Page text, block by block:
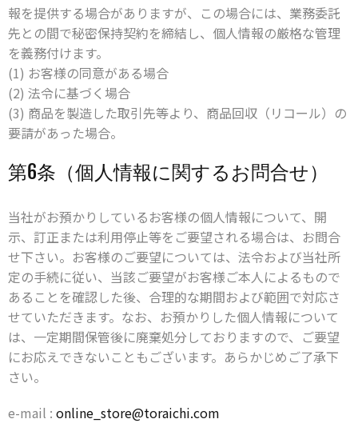
報を提供する場合がありますが、この場合には、業務委託
先との間で秘密保持契約を締結し、個人情報の厳格な管理
を義務付けます。
(1) お客様の同意がある場合
(2) 法令に基づく場合
(3) 商品を製造した取引先等より、商品回収（リコール）の
要請があった場合。
第6条（個人情報に関するお問合せ）
当社がお預かりしているお客様の個人情報について、開
示、訂正または利用停止等をご要望される場合は、お問合
せ下さい。お客様のご要望については、法令および当社所
定の手続に従い、当該ご要望がお客様ご本人によるもので
あることを確認した後、合理的な期間および範囲で対応さ
せていただきます。なお、お預かりした個人情報について
は、一定期間保管後に廃棄処分しておりますので、ご要望
にお応えできないこともございます。あらかじめご了承下
さい。
e-mail : online_store@toraichi.com